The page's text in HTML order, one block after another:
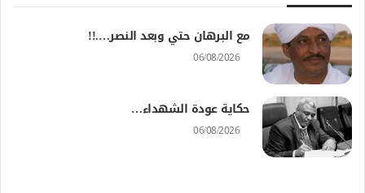
مع البرهان حتي وبعد النصر….!!
06/08/2026
حكاية عودة الشهداء…
06/08/2026